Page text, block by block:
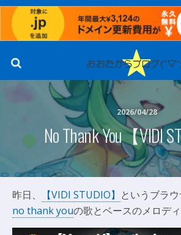
2026/04/28
No Thank You【VIDI
昨日、 【VIDI STUDIO】 というブラウ
no thank youの歌とベースのメロディ